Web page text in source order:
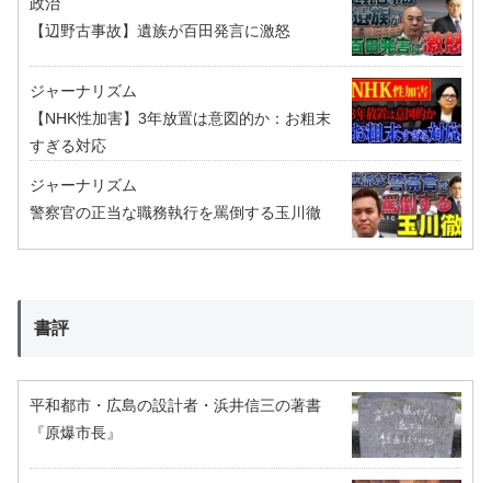
【辺野古事故】遺族が百田発言に激怒
ジャーナリズム
【NHK性加害】3年放置は意図的か：お粗末
すぎる対応
ジャーナリズム
警察官の正当な職務執行を罵倒する玉川徹
書評
平和都市・広島の設計者・浜井信三の著書
『原爆市長』